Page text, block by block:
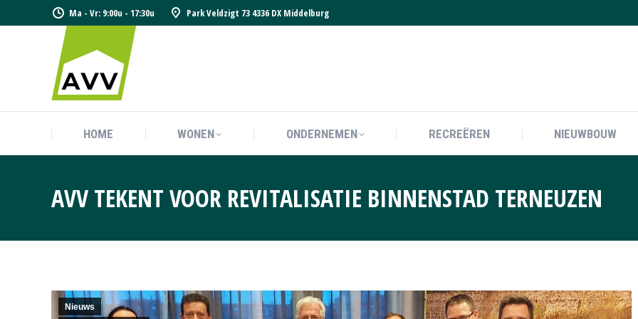
Ma - Vr: 9:00u - 17:30u Park Veldzigt 73 4336 DX Middelburg
HOME WONEN ONDERNEMEN RECREËREN NIEUWBOUW
AVV TEKENT VOOR REVITALISATIE BINNENSTAD TERNEUZEN
Nieuws
HOME WONEN ONDERNEMEN RECREËREN NIEUWBOUW